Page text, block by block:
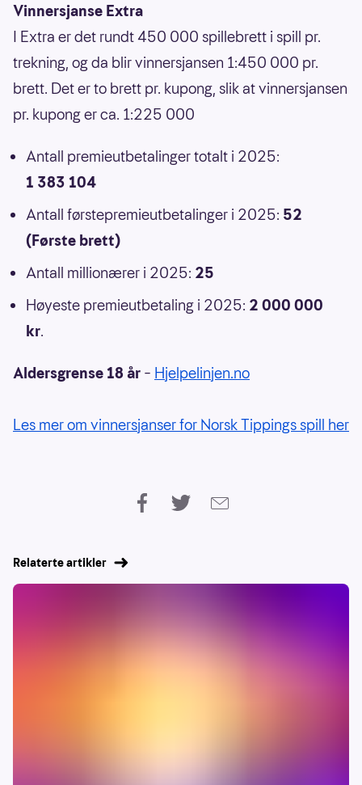
Vinnersjanse Extra
I Extra er det rundt 450 000 spillebrett i spill pr.
trekning, og da blir vinnersjansen 1:450 000 pr.
brett. Det er to brett pr. kupong, slik at vinnersjansen
pr. kupong er ca. 1:225 000
Antall premieutbetalinger totalt i 2025:
1 383 104
Antall førstepremieutbetalinger i 2025: 52
(Første brett)
Antall millionærer i 2025: 25
Høyeste premieutbetaling i 2025: 2 000 000
kr.
Aldersgrense 18 år – Hjelpelinjen.no
Les mer om vinnersjanser for Norsk Tippings spill her
Relaterte artikler